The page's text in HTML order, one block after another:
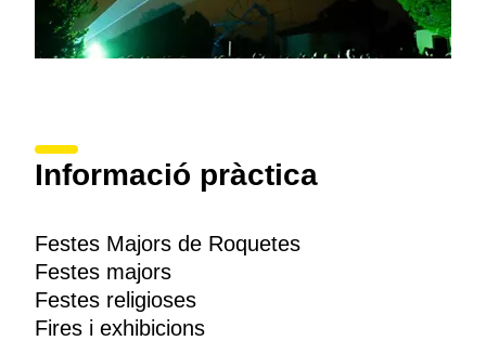
Informació pràctica
Festes Majors de Roquetes
Festes majors
Festes religioses
Fires i exhibicions